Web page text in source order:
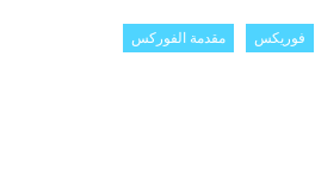
فوريكس مقدمة الفوركس